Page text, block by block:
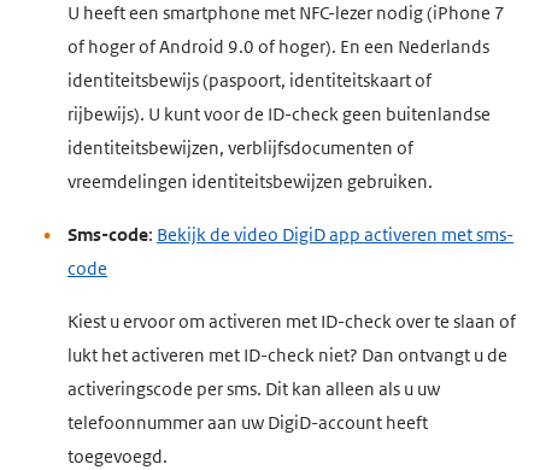
U heeft een smartphone met NFC-lezer nodig (iPhone 7
of hoger of Android 9.0 of hoger). En een Nederlands
identiteitsbewijs (paspoort, identiteitskaart of
rijbewijs). U kunt voor de ID-check geen buitenlandse
identiteitsbewijzen, verblijfsdocumenten of
vreemdelingen identiteitsbewijzen gebruiken.
Sms-code: Bekijk de video DigiD app activeren met sms-
code
Kiest u ervoor om activeren met ID-check over te slaan of
lukt het activeren met ID-check niet? Dan ontvangt u de
activeringscode per sms. Dit kan alleen als u uw
telefoonnummer aan uw DigiD-account heeft
toegevoegd.